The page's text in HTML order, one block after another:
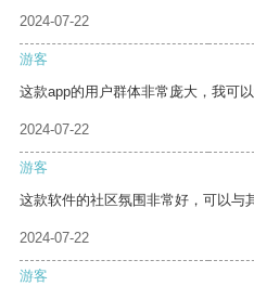
2024-07-22
游客
这款app的用户群体非常庞大，我可
2024-07-22
游客
这款软件的社区氛围非常好，可以与
2024-07-22
游客